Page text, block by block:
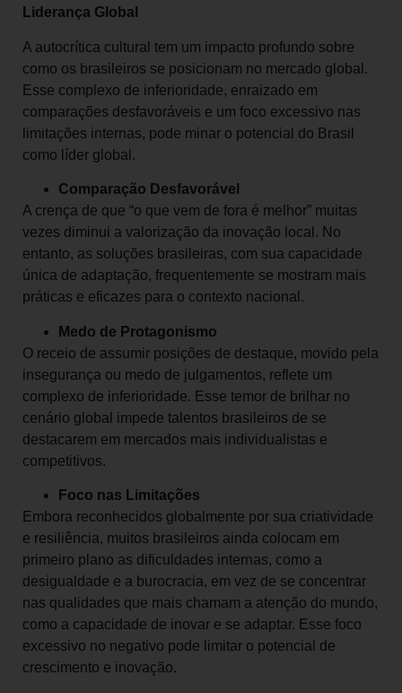
Liderança Global
A autocrítica cultural tem um impacto profundo sobre
como os brasileiros se posicionam no mercado global.
Esse complexo de inferioridade, enraizado em
comparações desfavoráveis e um foco excessivo nas
limitações internas, pode minar o potencial do Brasil
como líder global.
Comparação Desfavorável
A crença de que “o que vem de fora é melhor” muitas
vezes diminui a valorização da inovação local. No
entanto, as soluções brasileiras, com sua capacidade
única de adaptação, frequentemente se mostram mais
práticas e eficazes para o contexto nacional.
Medo de Protagonismo
O receio de assumir posições de destaque, movido pela
insegurança ou medo de julgamentos, reflete um
complexo de inferioridade. Esse temor de brilhar no
cenário global impede talentos brasileiros de se
destacarem em mercados mais individualistas e
competitivos.
Foco nas Limitações
Embora reconhecidos globalmente por sua criatividade
e resiliência, muitos brasileiros ainda colocam em
primeiro plano as dificuldades internas, como a
desigualdade e a burocracia, em vez de se concentrar
nas qualidades que mais chamam a atenção do mundo,
como a capacidade de inovar e se adaptar. Esse foco
excessivo no negativo pode limitar o potencial de
crescimento e inovação.